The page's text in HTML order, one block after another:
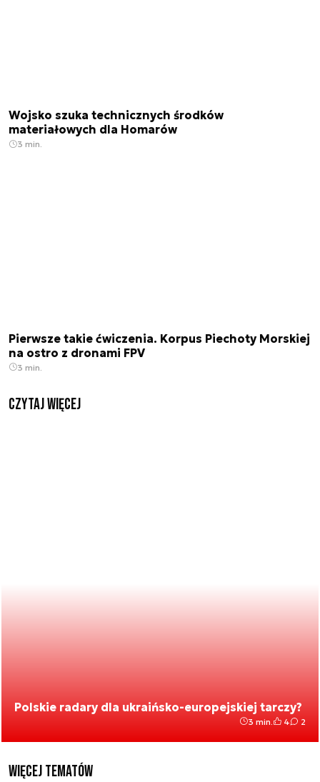
Wojsko szuka technicznych środków
materiałowych dla Homarów
3 min.
Pierwsze takie ćwiczenia. Korpus Piechoty Morskiej
na ostro z dronami FPV
3 min.
czytaj więcej
Polskie radary dla ukraińsko-europejskiej tarczy?
3 min. 4 2
Więcej tematów